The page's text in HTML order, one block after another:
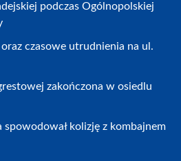
podczas Ogólnopolskiej
oraz czasowe utrudnienia na ul.
zakończona w osiedlu
kolizję z kombajnem